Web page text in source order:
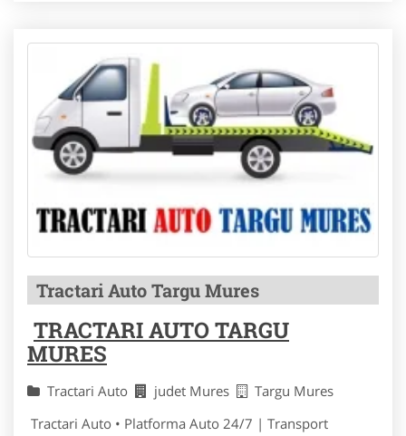
Tractari Auto Targu Mures
TRACTARI AUTO TARGU
MURES
Tractari Auto judet Mures
Targu Mures
Tractari Auto • Platforma Auto 24/7 | Transport